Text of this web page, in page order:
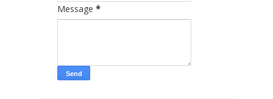
Message *